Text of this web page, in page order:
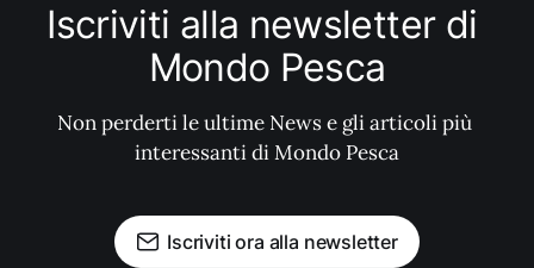
Iscriviti alla newsletter di
Mondo Pesca
Non perderti le ultime News e gli articoli più
interessanti di Mondo Pesca
Iscriviti ora alla newsletter